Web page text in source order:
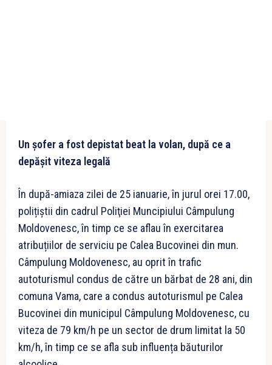
Un șofer a fost depistat beat la volan, după ce a
depășit viteza legală
În după-amiaza zilei de 25 ianuarie, în jurul orei 17.00,
polițiștii din cadrul Poliţiei Muncipiului Câmpulung
Moldovenesc, în timp ce se aflau în exercitarea
atribuțiilor de serviciu pe Calea Bucovinei din mun.
Câmpulung Moldovenesc, au oprit în trafic
autoturismul condus de către un bărbat de 28 ani, din
comuna Vama, care a condus autoturismul pe Calea
Bucovinei din municipul Câmpulung Moldovenesc, cu
viteza de 79 km/h pe un sector de drum limitat la 50
km/h, în timp ce se afla sub influența băuturilor